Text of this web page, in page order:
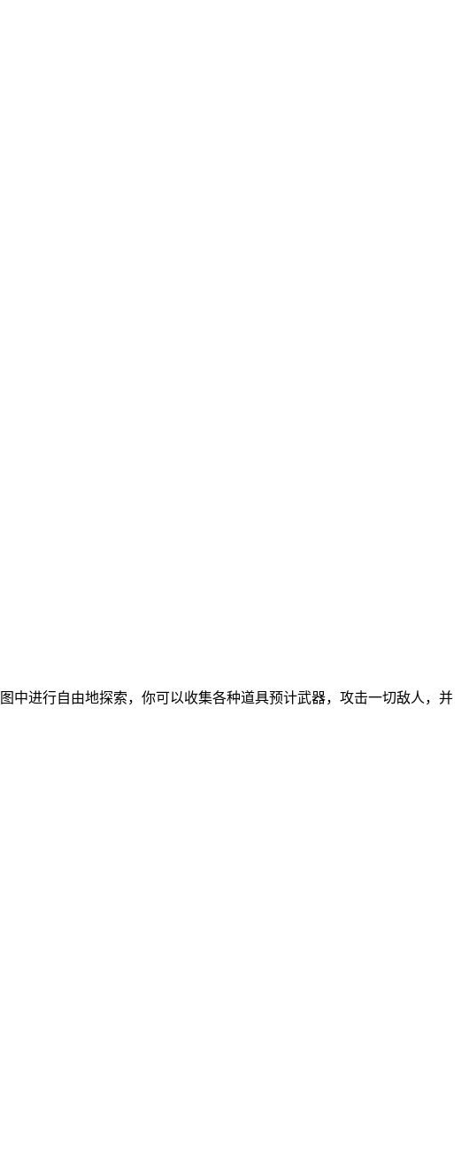
中进行自由地探索，你可以收集各种道具预计武器，攻击一切敌人，并